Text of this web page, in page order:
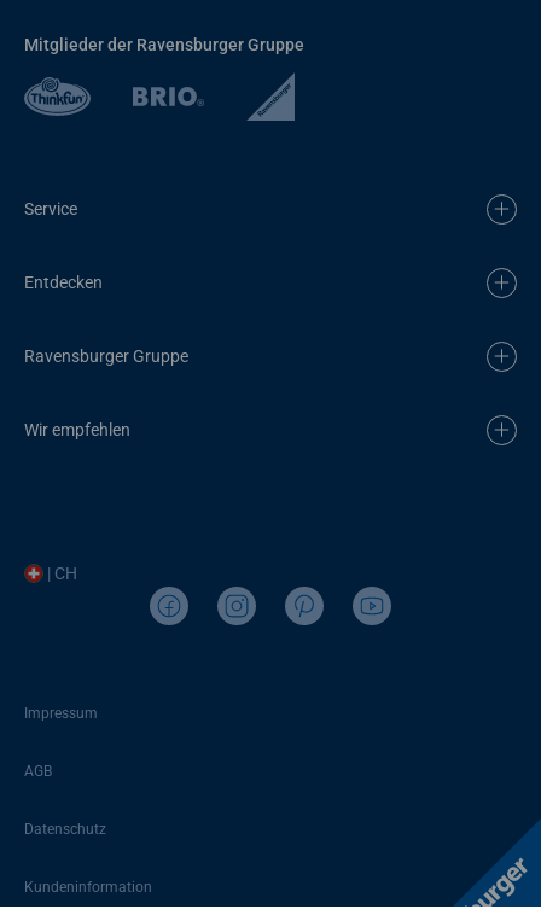
Mitglieder der Ravensburger Gruppe
Service
Entdecken
Ravensburger Gruppe
Wir empfehlen
| CH
Impressum
AGB
Datenschutz
Kundeninformation